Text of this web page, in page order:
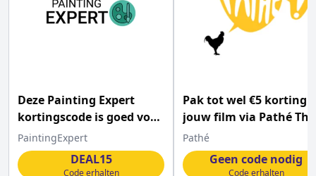
Deze Painting Expert
kortingscode is goed voor
15% korting
PaintingExpert
DEAL15
Code erhalten
Pak tot wel €5 korting
jouw film via Pathé
Pathé
Geen code nodig
Code erhalten